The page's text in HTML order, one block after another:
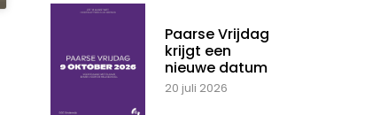
Paarse Vrijdag
krijgt een
nieuwe datum
20 juli 2026